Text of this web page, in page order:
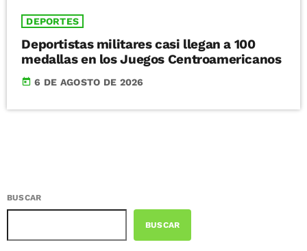
DEPORTES
Deportistas militares casi llegan a 100
medallas en los Juegos Centroamericanos
today 6 DE AGOSTO DE 2026
BUSCAR
BUSCAR